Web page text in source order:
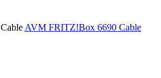
AVM FRITZ!Box 6690 Cable